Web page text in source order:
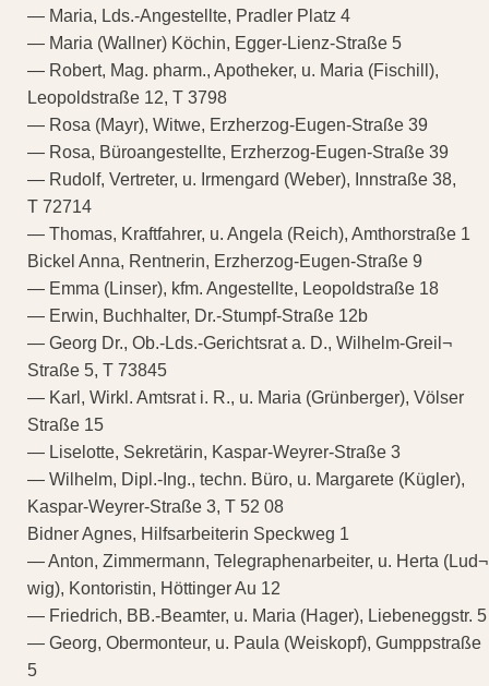
— Maria, Lds.-Angestellte, Pradler Platz 4
— Maria (Wallner) Köchin, Egger-Lienz-Straße 5
— Robert, Mag. pharm., Apotheker, u. Maria (Fischill),
Leopoldstraße 12, T 3798
— Rosa (Mayr), Witwe, Erzherzog-Eugen-Straße 39
— Rosa, Büroangestellte, Erzherzog-Eugen-Straße 39
— Rudolf, Vertreter, u. Irmengard (Weber), Innstraße 38,
T 72714
— Thomas, Kraftfahrer, u. Angela (Reich), Amthorstraße 1
Bickel Anna, Rentnerin, Erzherzog-Eugen-Straße 9
— Emma (Linser), kfm. Angestellte, Leopoldstraße 18
— Erwin, Buchhalter, Dr.-Stumpf-Straße 12b
— Georg Dr., Ob.-Lds.-Gerichtsrat a. D., Wilhelm-Greil¬
Straße 5, T 73845
— Karl, Wirkl. Amtsrat i. R., u. Maria (Grünberger), Völser
Straße 15
— Liselotte, Sekretärin, Kaspar-Weyrer-Straße 3
— Wilhelm, Dipl.-Ing., techn. Büro, u. Margarete (Kügler),
Kaspar-Weyrer-Straße 3, T 52 08
Bidner Agnes, Hilfsarbeiterin Speckweg 1
— Anton, Zimmermann, Telegraphenarbeiter, u. Herta (Lud¬
wig), Kontoristin, Höttinger Au 12
— Friedrich, BB.-Beamter, u. Maria (Hager), Liebeneggstr. 5
— Georg, Obermonteur, u. Paula (Weiskopf), Gumppstraße
5